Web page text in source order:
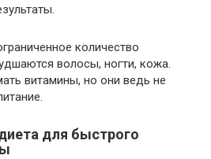
количество
волосы, ногти, кожа.
витамины, но они ведь не
для быстрого